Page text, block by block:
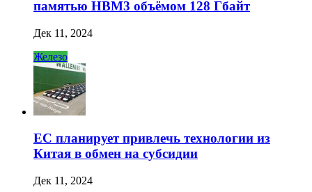
памятью HBM3 объёмом 128 Гбайт
Дек 11, 2024
Железо
ЕС планирует привлечь технологии из
Китая в обмен на субсидии
Дек 11, 2024